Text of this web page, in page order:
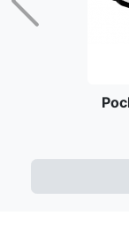
Précédent